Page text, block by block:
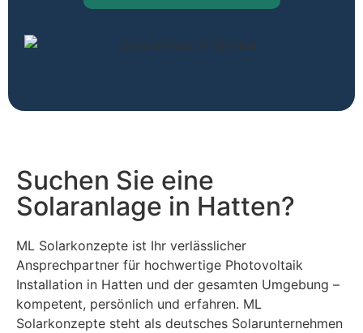
Suchen Sie eine
Solaranlage in Hatten?
ML Solarkonzepte ist Ihr verlässlicher
Ansprechpartner für hochwertige Photovoltaik
Installation in Hatten und der gesamten Umgebung –
kompetent, persönlich und erfahren. ML
Solarkonzepte steht als deutsches Solarunternehmen